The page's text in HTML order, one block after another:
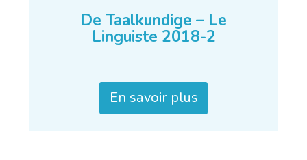
De Taalkundige – Le
Linguiste 2018-2
En savoir plus